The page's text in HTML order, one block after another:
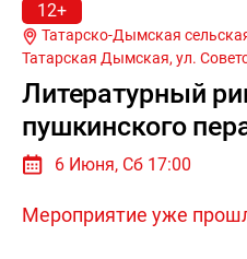
12+
Татарская Дымская, ул.
Литературный
пушкинского
6 Июня, Сб 17:00
Мероприятие уже